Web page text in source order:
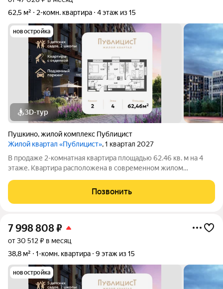
62,5 м²
2-комн. квартира 4 этаж из 15
новостройка
3D-тур
Пушкино,жилой комплекс Публицист
Жилой квартал «Публицист», 1 квартал 2027
В продаже 2-комнатная квартира площадью 62.46 кв. м на 4
этаже. Квартира расположена в современном жилом
комнатная квартира площадью 62.46 кв. м на 10 этаже.
Квартира расположена в современном
Позвонить
7 998 808₽
от 30 512 ₽ в месяц
38,8 м²
1-комн. квартира 9 этаж из 15
новостройка